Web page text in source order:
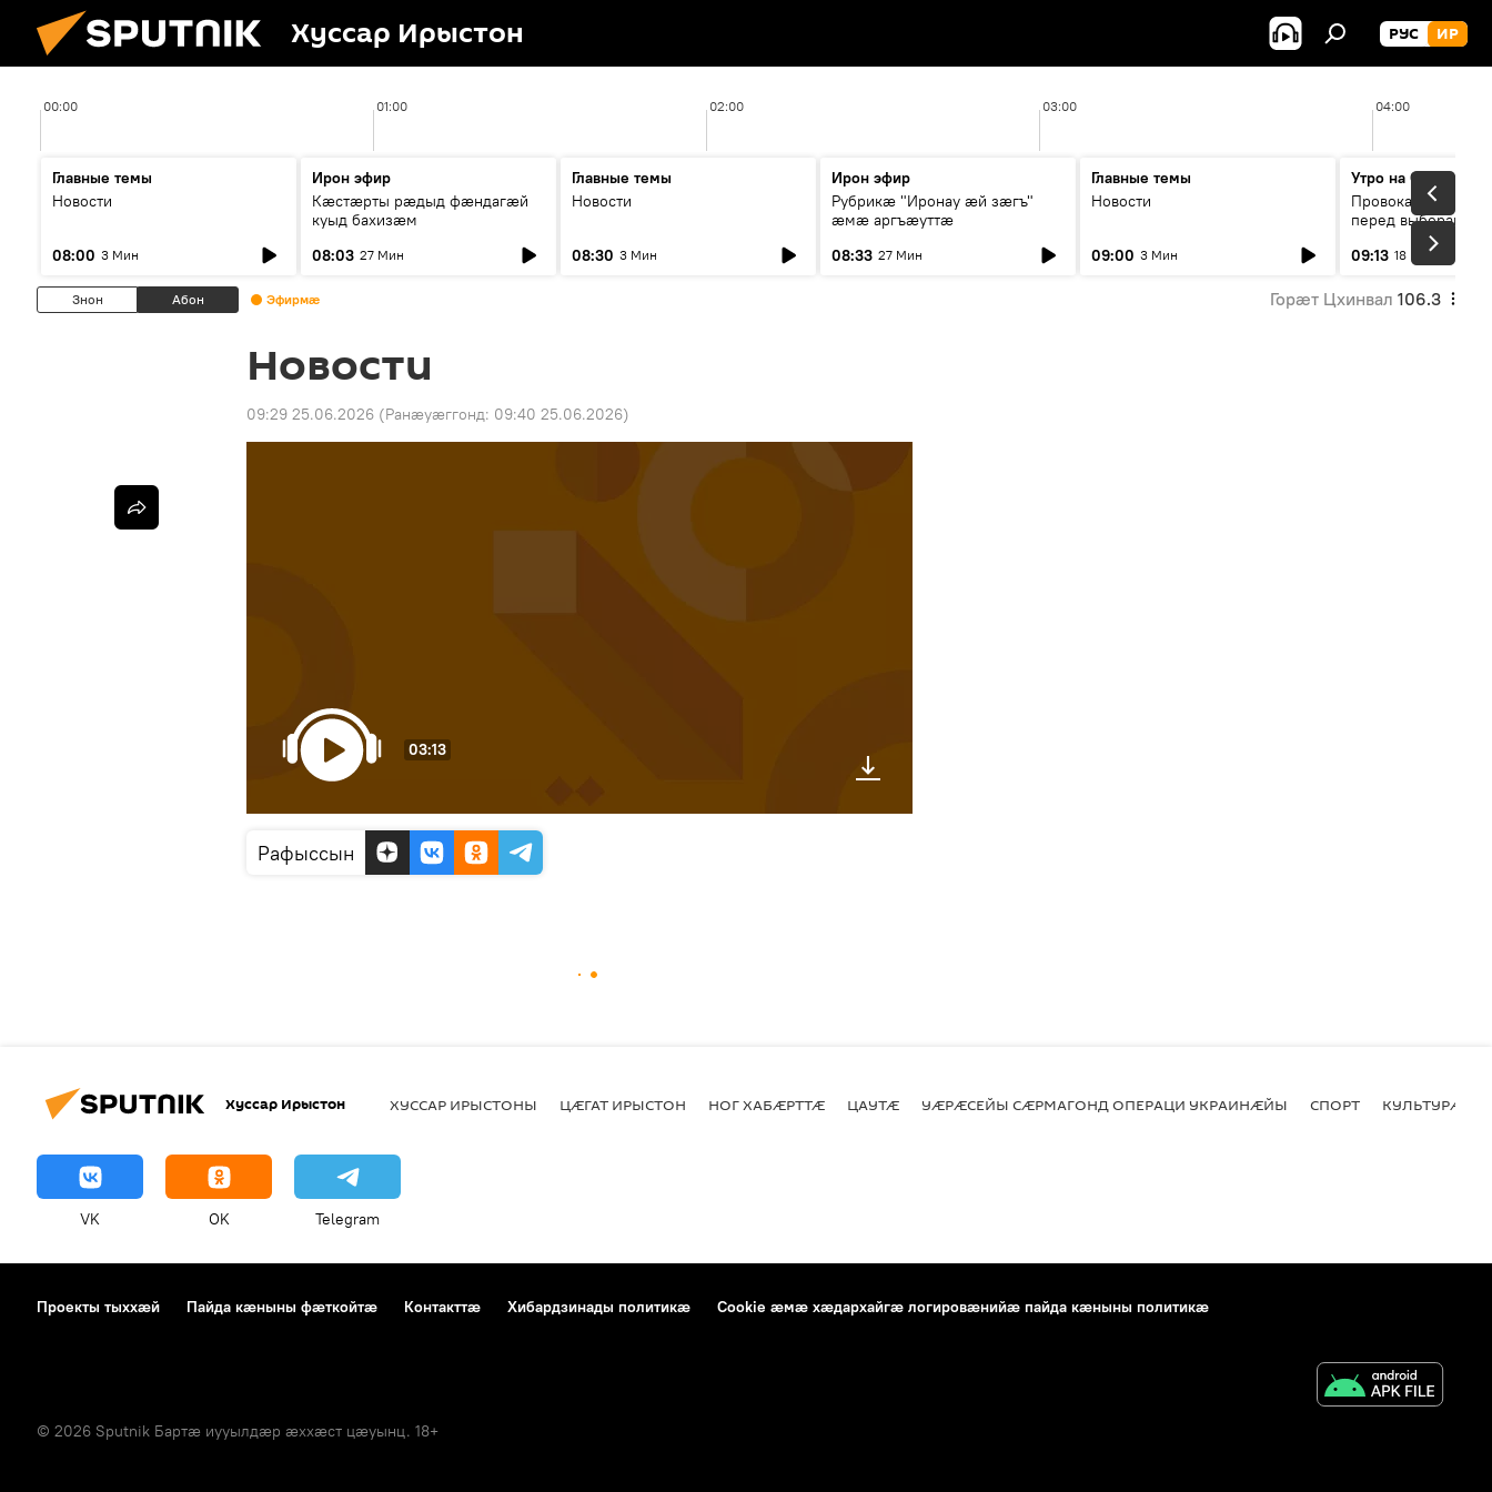
Хуссар Ирыстон РУС ИР
00:00 01:00 02:00 03:00 04:00
Главные темы
Новости
08:00 3 Мин
Ирон эфир
Кæстæрты рæдыд фæндагæй
куыд бахизæм
08:03 27 Мин
Главные темы
Новости
08:30 3 Мин
Ирон эфир
Рубрикæ "Иронау ӕй зӕгъ"
ӕмӕ аргъӕуттӕ
08:33 27 Мин
Главные темы
Новости
09:00 3 Мин
Утро на Спутнике
Провокации со
перед выборами в
09:13 18 Мин
Знон Абон Эфирмæ Горӕт Цхинвал 106.3
Новости
09:29 25.06.2026 (Ранӕуӕггонд: 09:40 25.06.2026)
03:13
Рафыссын
Хуссар Ирыстон ХУССАР ИРЫСТОНЫ ЦӔГАТ ИРЫСТОН НОГ ХАБӔРТТӔ ЦАУТӔ УӔРӔСЕЙЫ СӔРМАГОНД ОПЕРАЦИ УКРАИНӔЙЫ СПОРТ КУЛЬТУРӔ
VK OK Telegram
Проекты тыххӕй Пайда кӕныны фӕткойтӕ Контакттӕ Хибардзинады политикæ Cookie æмæ хæдархайгæ логировæнийæ пайда кæныны политикæ
© 2026 Sputnik Бартӕ иууылдӕр ӕххӕст цӕуынц. 18+